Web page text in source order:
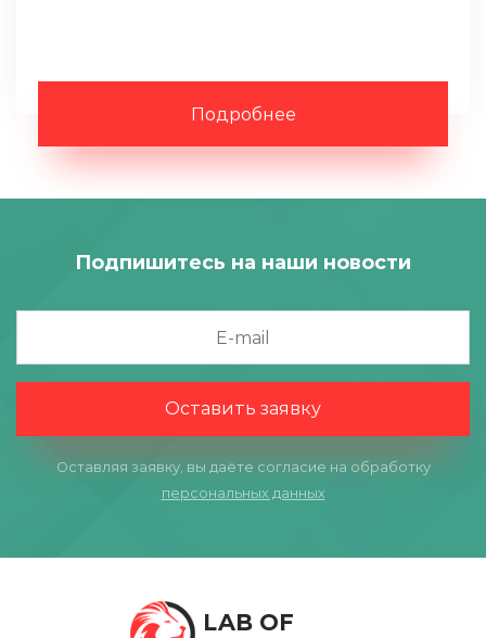
Подробнее
Подпишитесь на наши новости
Оставить заявку
Оставляя заявку, вы даёте согласие на обработку
персональных данных
LAB OF